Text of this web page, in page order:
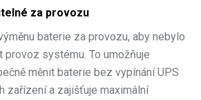
za provozu
baterie za provozu, aby nebylo
provoz systému. To umožňuje
měnit baterie bez vypínání UPS
zařízení a zajišťuje maximální